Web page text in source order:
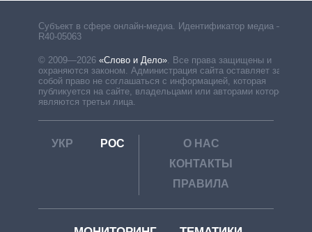
Субъект в сфере онлайн-медиа. Идентификатор медиа –
R40-05063
© 2009—2026 «Слово и Дело». Все права защищены и
охраняются законом. Администрация сайта оставляет за
собой право не соглашаться с информацией, которая
публикуется на сайте, владельцами или авторами которой
являются третьи лица.
УКР РОС
О НАС
КОНТАКТЫ
ПРАВИЛА